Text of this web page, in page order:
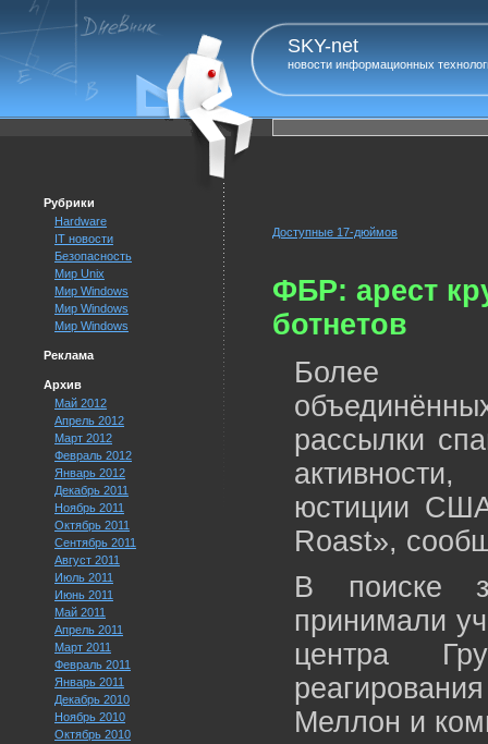
SKY-net
новости информационных
Рубрики
Hardware
IT новости
Безопасность
Мир Unix
Мир Windows
Мир Windows
Мир Windows
Реклама
Архив
Май 2012
Апрель 2012
Март 2012
Февраль 2012
Январь 2012
Декабрь 2011
Ноябрь 2011
Октябрь 2011
Сентябрь 2011
Август 2011
Июль 2011
Июнь 2011
Май 2011
Апрель 2011
Март 2011
Февраль 2011
Январь 2011
Декабрь 2010
Ноябрь 2010
Октябрь 2010
Доступные 17-дюймов
ФБР: арест
ботнетов
Более
рассылки
юстиции
Roast»,
В поиске
принимали
центра
Меллон и